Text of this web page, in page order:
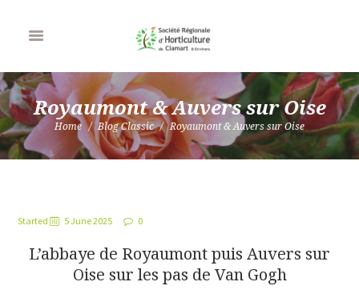
Royaumont & Auvers sur Oise
Home Blog Classic Royaumont & Auvers sur Oise
Started 5 June 2025 0
L’abbaye de Royaumont puis Auvers sur
Oise sur les pas de Van Gogh